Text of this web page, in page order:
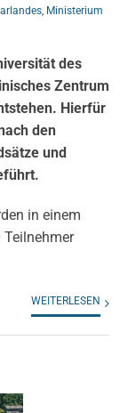
, Ministerium
des
Zentrum
Hierfür
den
und
in einem
WEITERLESEN